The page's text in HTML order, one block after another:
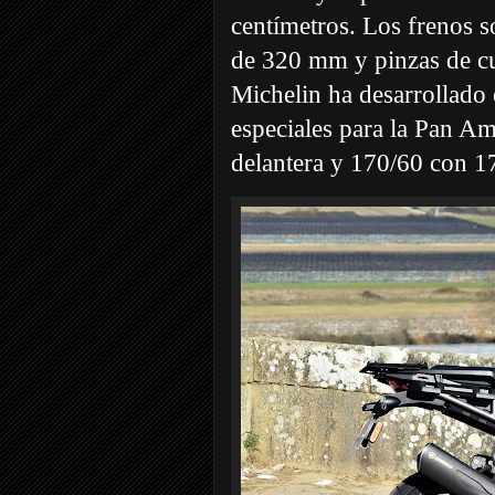
centímetros. Los frenos
de 320 mm y pinzas de
Michelin ha
especiales para la Pan
delantera y 170/60 con